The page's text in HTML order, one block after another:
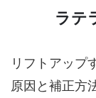
ラテ
リフトアップ
原因と補正方